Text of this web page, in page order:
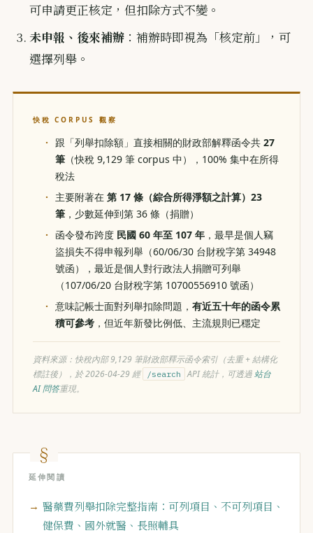
可申請更正核定，但扣除方式不變。
未申報、後來補辦 ：補辦時即視為「核定前」，可
選擇列舉。
快稅 CORPUS 觀察
跟「列舉扣除額」直接相關的財政部解釋函令共 27
筆 （快稅 9,129 筆 corpus 中），100% 集中在所得
稅法
主要附著在 第 17 條（綜合所得淨額之計算）23
筆 ，少數延伸到第 36 條（捐贈）
函令發布跨度 民國 60 年至 107 年 ，最早是個人竊
盜損失不得申報列舉（60/06/30 台財稅字第 34948
號函），最近是個人對行政法人捐贈可列舉
（107/06/20 台財稅字第 10700556910 號函）
意味記帳士面對列舉扣除問題， 有近五十年的函令累
積可參考 ，但近年新發比例低、主流規則已穩定
資料來源：快稅內部 9,129 筆財政部釋示函令索引（去重 + 結構化
標註後），於 2026-04-29 經
/search API 統計，可透過站台
AI 問答重現。
延伸閱讀
醫藥費列舉扣除完整指南：可列項目、不可列項目、
健保費、國外就醫、長照輔具